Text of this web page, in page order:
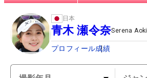
日本
青木 瀬令奈Serena Aoki
プロフィール成績